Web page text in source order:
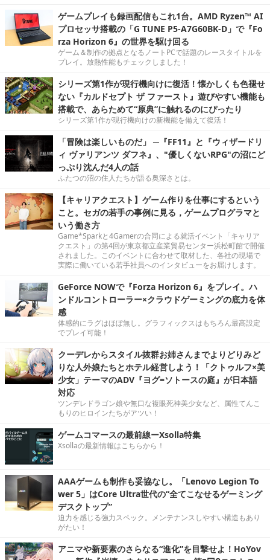
ゲームプレイも録画配信もこれ1台。AMD Ryzen™ AI
プロセッサ搭載の「G TUNE P5-A7G60BK-D」で『Fo
rza Horizon 6』の世界を駆け回る
ゲーム＆制作の拠点となるノートPCで話題のレースタイトルを
プレイ。放熱性能もチェックしました！
シリーズ第1作が現行機向けに復活！懐かしくも色褪せ
ない『カルドセプト ザ ファースト』遊びやすい機能も
搭載で、あらためて“原典”に触れるのにぴったり
シリーズ第1作が現行機向けの新機能を備えて復活！
「冒険は楽しいものだ」 ─『FF11』と『ウィザードリ
ィ ヴァリアンツ ダフネ』、"優しくないRPG"の沼にど
っぷり沈んだ4人の話
ふたつの沼の住人たちが語る奥深さとは。
【キャリアクエスト】ゲーム作りを仕事にするという
こと。セガの若手の事例に見る，ゲームプログラマと
いう働き方
Game*Sparkと4Gamerの合同による就活イベント「キャリア
クエスト」の第4回が東京都立産業貿易センター浜松町館で開催
されました。このイベントに合わせて取材した、各社の現場で
実際に働いている若手社員へのインタビューをお届けします。
GeForce NOWで『Forza Horizon 6』をプレイ。ハ
ンドルコントローラー×クラウドゲーミングの底力を体
感
体感的にラグはほぼ無し。グラフィックスはもちろん最高設定
でプレイ可能！
クーデレからスタイル抜群お姉さんまでよりどりみど
りな人外娘たちとホテル経営しよう！「クトゥルフ×美
少女」テーマのADV『ヨグ=ソトースの庭』が日本語
対応
ツンデレドラゴン娘や無口な複眼死神美少女など、属性てんこ
もりのヒロインたちがアツい！
ゲームコマースの最前線ーXsolla特集
Xsollaの最新情報はこちらから！
AAAゲームも制作も妥協なし。「Lenovo Legion To
wer 5」はCore Ultra世代の“全てこなせるゲーミング
デスクトップ”
迫力を感じる強力スペック。メンテナンスしやすい構造もあり
がたい！
アニマや新要素のさらなる“進化”を目撃せよ！HoYov